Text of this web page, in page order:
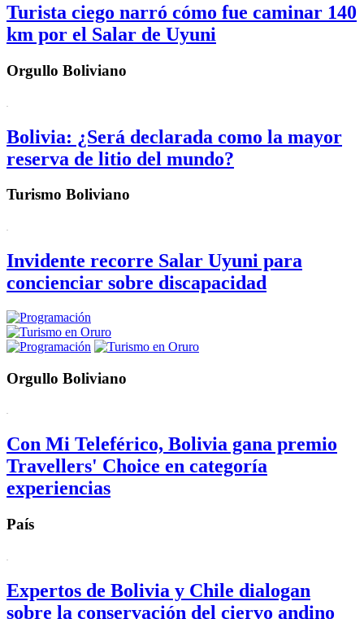
Turista ciego narró cómo fue caminar 140
km por el Salar de Uyuni
Orgullo Boliviano
Bolivia: ¿Será declarada como la mayor
reserva de litio del mundo?
Turismo Boliviano
Invidente recorre Salar Uyuni para
concienciar sobre discapacidad
Orgullo Boliviano
Con Mi Teleférico, Bolivia gana premio
Travellers' Choice en categoría
experiencias
País
Expertos de Bolivia y Chile dialogan
sobre la conservación del ciervo andino